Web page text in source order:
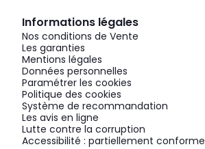
Informations légales
Nos conditions de Vente
Les garanties
Mentions légales
Données personnelles
Paramétrer les cookies
Politique des cookies
Système de recommandation
Les avis en ligne
Lutte contre la corruption
Accessibilité : partiellement conforme